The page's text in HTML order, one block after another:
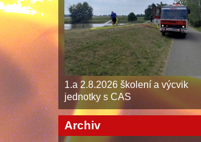
1.a 2.8.2026 školení a výcvik
jednotky s CAS
Archiv